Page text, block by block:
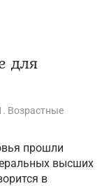
для
Возрастные
прошли
высших
в